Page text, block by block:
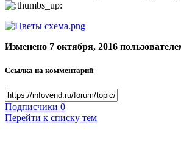
Изменено 7 октября, 2016
Ссылка на комментарий
Подписчики 0
Перейти к списку тем